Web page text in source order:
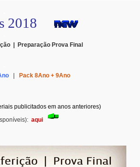
2018
| Preparação Prova Final
Pack 8Ano + 9Ano
publicitados em anos anteriores)
aqui